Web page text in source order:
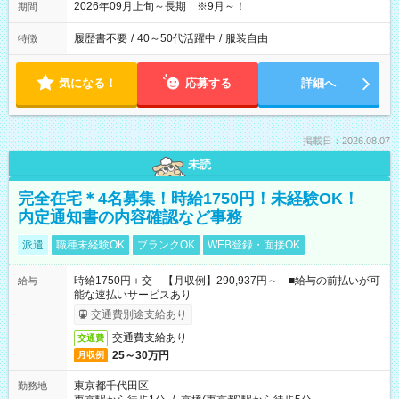
期間 2026年09月上旬～長期 ※9月～！
特徴 履歴書不要 / 40～50代活躍中 / 服装自由
気になる！ 応募する 詳細へ
掲載日：2026.08.07
未読
完全在宅＊4名募集！時給1750円！未経験OK！
内定通知書の内容確認など事務
派遣 職種未経験OK ブランクOK WEB登録・面接OK
給与
時給1750円＋交 【月収例】290,937円～ ■給与の前払いが可
能な速払いサービスあり
交通費別途支給あり
交通費 交通費支給あり
月収例 25～30万円
勤務地
東京都千代田区